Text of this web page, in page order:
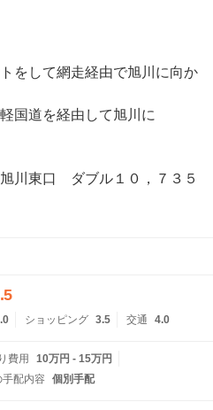
して網走経由で旭川に向か
道を経由して旭川に
東口 ダブル１０，７３５
ショッピング 3.5 交通 4.0
費用
10万円 - 15万円
配内容 個別手配